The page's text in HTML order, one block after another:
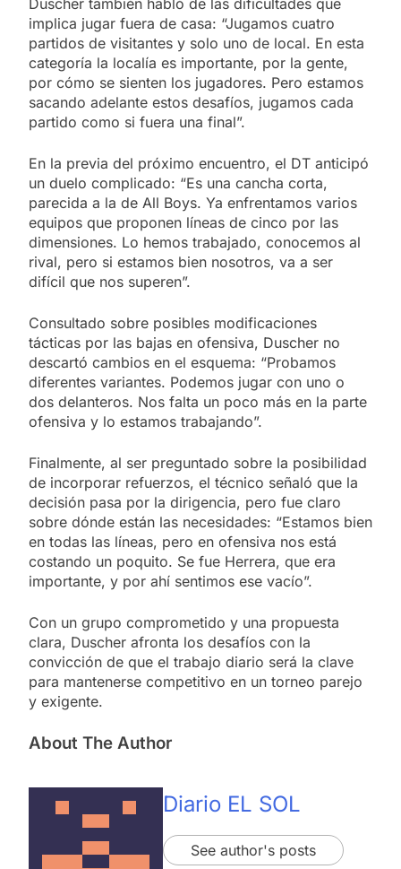
implica jugar fuera de casa: “Jugamos cuatro
partidos de visitantes y solo uno de local. En esta
categoría la localía es importante, por la gente,
por cómo se sienten los jugadores. Pero estamos
sacando adelante estos desafíos, jugamos cada
partido como si fuera una final”.
En la previa del próximo encuentro, el DT anticipó
un duelo complicado: “Es una cancha corta,
parecida a la de All Boys. Ya enfrentamos varios
equipos que proponen líneas de cinco por las
dimensiones. Lo hemos trabajado, conocemos al
rival, pero si estamos bien nosotros, va a ser
difícil que nos superen”.
Consultado sobre posibles modificaciones
tácticas por las bajas en ofensiva, Duscher no
descartó cambios en el esquema: “Probamos
diferentes variantes. Podemos jugar con uno o
dos delanteros. Nos falta un poco más en la parte
ofensiva y lo estamos trabajando”.
Finalmente, al ser preguntado sobre la posibilidad
de incorporar refuerzos, el técnico señaló que la
decisión pasa por la dirigencia, pero fue claro
sobre dónde están las necesidades: “Estamos bien
en todas las líneas, pero en ofensiva nos está
costando un poquito. Se fue Herrera, que era
importante, y por ahí sentimos ese vacío”.
Con un grupo comprometido y una propuesta
clara, Duscher afronta los desafíos con la
convicción de que el trabajo diario será la clave
para mantenerse competitivo en un torneo parejo
y exigente.
About The Author
Diario EL SOL
See author's posts